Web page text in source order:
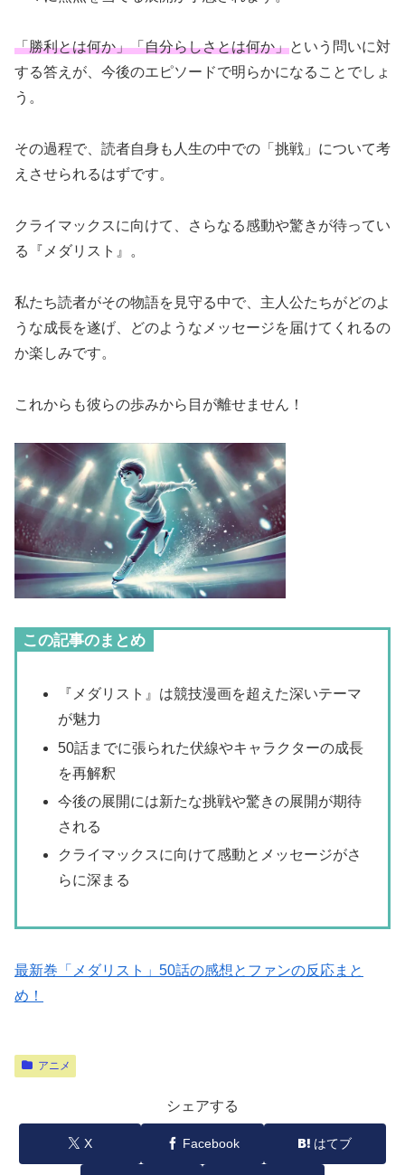
「勝利とは何か」「自分らしさとは何か」という問いに対
する答えが、今後のエピソードで明らかになることでしょ
う。
その過程で、読者自身も人生の中での「挑戦」について考
えさせられるはずです。
クライマックスに向けて、さらなる感動や驚きが待ってい
る『メダリスト』。
私たち読者がその物語を見守る中で、主人公たちがどのよ
うな成長を遂げ、どのようなメッセージを届けてくれるの
か楽しみです。
これからも彼らの歩みから目が離せません！
この記事のまとめ
『メダリスト』は競技漫画を超えた深いテーマ
が魅力
50話までに張られた伏線やキャラクターの成長
を再解釈
今後の展開には新たな挑戦や驚きの展開が期待
される
クライマックスに向けて感動とメッセージがさ
らに深まる
最新巻「メダリスト」50話の感想とファンの反応まと
め！
アニメ
シェアする
X Facebook はてブ